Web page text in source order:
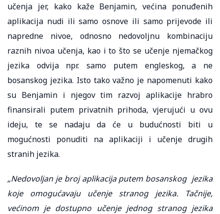
učenja jer, kako kaže Benjamin, većina ponuđenih
aplikacija nudi ili samo osnove ili samo prijevode ili
napredne nivoe, odnosno nedovoljnu kombinaciju
raznih nivoa učenja, kao i to što se učenje njemačkog
jezika odvija npr. samo putem engleskog, a ne
bosanskog jezika. Isto tako važno je napomenuti kako
su Benjamin i njegov tim razvoj aplikacije hrabro
finansirali putem privatnih prihoda, vjerujući u ovu
ideju, te se nadaju da će u budućnosti biti u
mogućnosti ponuditi na aplikaciji i učenje drugih
stranih jezika.
„Nedovoljan je broj aplikacija putem bosanskog jezika
koje omogućavaju učenje stranog jezika. Tačnije,
većinom je dostupno učenje jednog stranog jezika